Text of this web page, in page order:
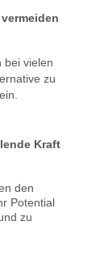
bei vielen
zu
Kraft
den
Potential
zu